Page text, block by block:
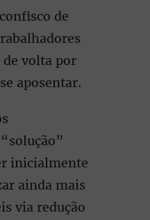
de
de volta por
aposentar.
inicialmente
ainda mais
via redução